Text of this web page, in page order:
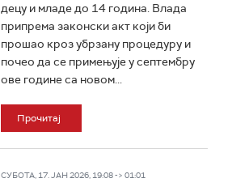
децу и младе до 14 година. Влада
припрема законски акт који би
прошао кроз убрзану процедуру и
почео да се примењује у септембру
ове године са новом...
Прочитај
СУБОТА, 17. ЈАН 2026, 19:08 -> 01:01